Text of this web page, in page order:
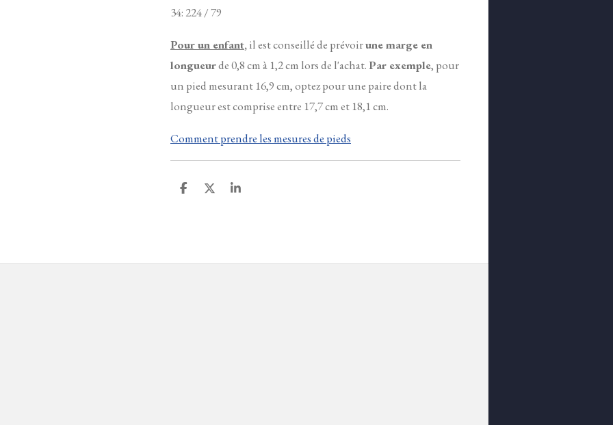
34: 224 / 79
Pour un enfant,il est conseillé de prévoirune marge en
longueurde 0,8 cm à 1,2 cm lors de l'achat.Par exemple, pour
un pied mesurant 16,9 cm, optez pour une paire dont la
longueur est comprise entre 17,7 cm et 18,1 cm.
Comment prendre les mesures de pieds
P
e
P
e
P
e